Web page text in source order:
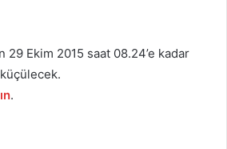
29 Ekim 2015 saat 08.24’e kadar
.